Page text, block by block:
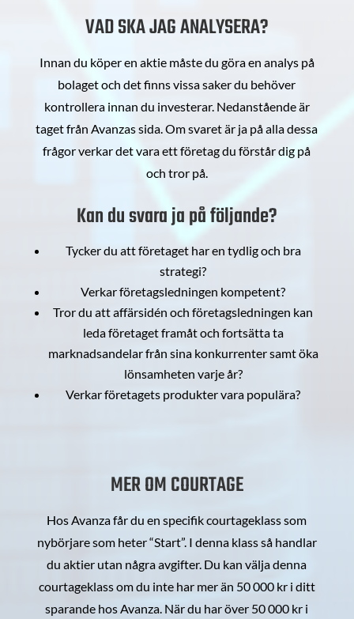
VAD SKA JAG ANALYSERA?
Innan du köper en aktie måste du göra en analys på
bolaget och det finns vissa saker du behöver
kontrollera innan du investerar. Nedanstående är
taget från Avanzas sida. Om svaret är ja på alla dessa
frågor verkar det vara ett företag du förstår dig på
och tror på.
Kan du svara ja på följande?
Tycker du att företaget har en tydlig och bra
strategi?
Verkar företagsledningen kompetent?
Tror du att affärsidén och företagsledningen kan
leda företaget framåt och fortsätta ta
marknadsandelar från sina konkurrenter samt öka
lönsamheten varje år?
Verkar företagets produkter vara populära?
MER OM COURTAGE
Hos Avanza får du en specifik courtageklass som
nybörjare som heter “Start”. I denna klass så handlar
du aktier utan några avgifter. Du kan välja denna
courtageklass om du inte har mer än 50 000 kr i ditt
sparande hos Avanza. När du har över 50 000 kr i